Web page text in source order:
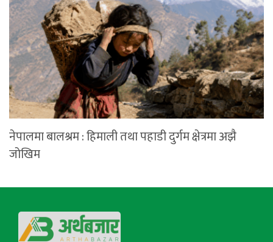
नेपालमा बालश्रम : हिमाली तथा पहाडी दुर्गम क्षेत्रमा अझै
जोखिम